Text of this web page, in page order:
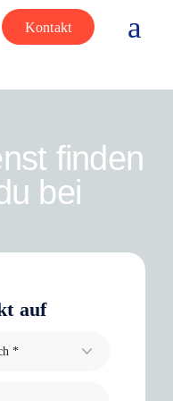
Kontakt
finden
bei
auf